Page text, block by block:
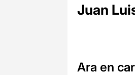
Juan
Ara en